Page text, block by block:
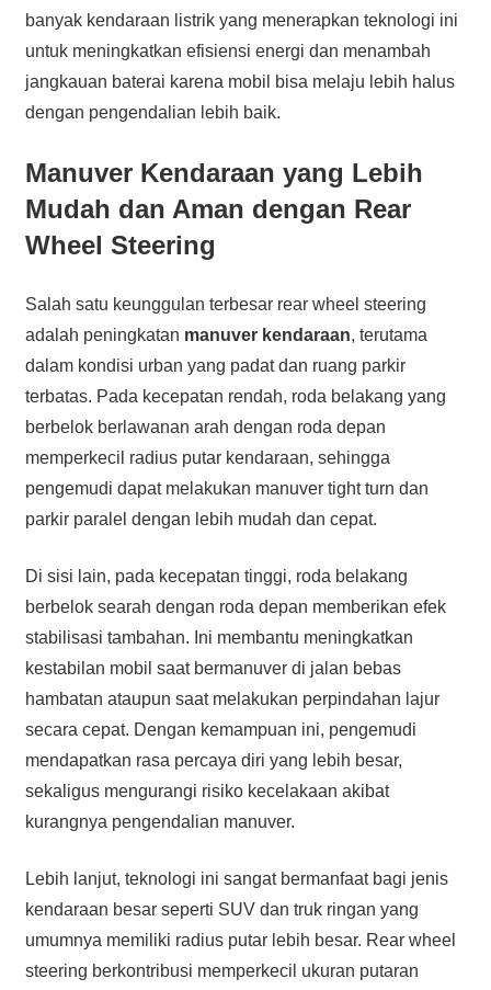
banyak kendaraan listrik yang menerapkan teknologi ini
untuk meningkatkan efisiensi energi dan menambah
jangkauan baterai karena mobil bisa melaju lebih halus
dengan pengendalian lebih baik.
Manuver Kendaraan yang Lebih
Mudah dan Aman dengan Rear
Wheel Steering
Salah satu keunggulan terbesar rear wheel steering
adalah peningkatan manuver kendaraan, terutama
dalam kondisi urban yang padat dan ruang parkir
terbatas. Pada kecepatan rendah, roda belakang yang
berbelok berlawanan arah dengan roda depan
memperkecil radius putar kendaraan, sehingga
pengemudi dapat melakukan manuver tight turn dan
parkir paralel dengan lebih mudah dan cepat.
Di sisi lain, pada kecepatan tinggi, roda belakang
berbelok searah dengan roda depan memberikan efek
stabilisasi tambahan. Ini membantu meningkatkan
kestabilan mobil saat bermanuver di jalan bebas
hambatan ataupun saat melakukan perpindahan lajur
secara cepat. Dengan kemampuan ini, pengemudi
mendapatkan rasa percaya diri yang lebih besar,
sekaligus mengurangi risiko kecelakaan akibat
kurangnya pengendalian manuver.
Lebih lanjut, teknologi ini sangat bermanfaat bagi jenis
kendaraan besar seperti SUV dan truk ringan yang
umumnya memiliki radius putar lebih besar. Rear wheel
steering berkontribusi memperkecil ukuran putaran